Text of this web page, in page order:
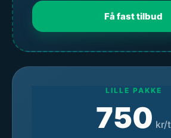
Få fast tilbud
LILLE PAKKE
750 kr/t